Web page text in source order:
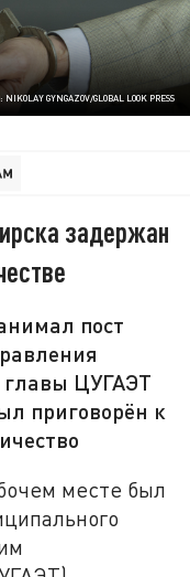
GYNGAZOV/GLOBAL LOOK PRESS
задержан
пост
ЦУГАЭТ
приговорён к
месте был